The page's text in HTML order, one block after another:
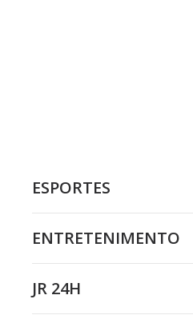
ESPORTES
ENTRETENIMENTO
JR 24H